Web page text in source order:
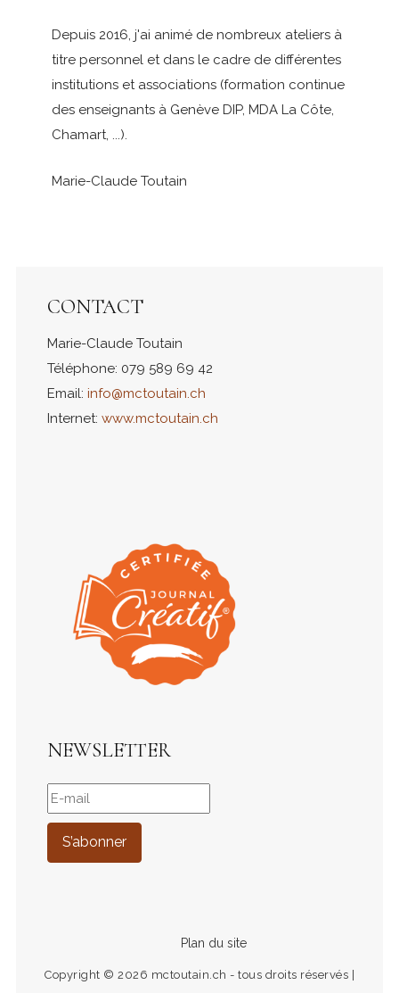
Depuis 2016, j'ai animé de nombreux ateliers à
titre personnel et dans le cadre de différentes
institutions et associations (formation continue
des enseignants à Genève DIP, MDA La Côte,
Chamart, ...).
Marie-Claude Toutain
CONTACT
Marie-Claude Toutain
Téléphone: 079 589 69 42
Email: info@mctoutain.ch
Internet: www.mctoutain.ch
NEWSLETTER
Plan du site
Copyright © 2026 mctoutain.ch - tous droits réservés |